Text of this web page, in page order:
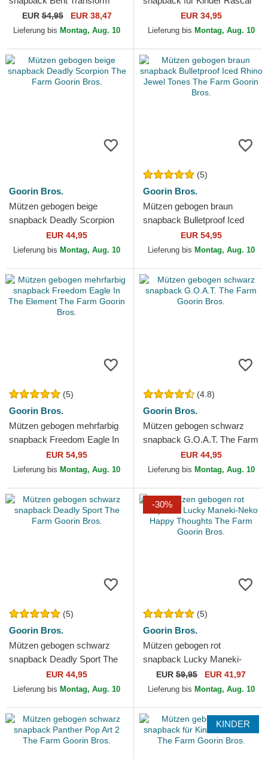
Farmigami The Farm Goorin
Bros.
EUR54,95 EUR 38,47
Lieferung bis Montag, Aug. 10
Raccoon Mini The Farm
Goorin Bros.
EUR 34,95
Lieferung bis Montag, Aug. 10
Goorin Bros.
Mützen gebogen beige
snapback Deadly Scorpion
The Farm Goorin Bros.
EUR 44,95
Lieferung bis Montag, Aug. 10
(5)
Goorin Bros.
Mützen gebogen braun
snapback Bulletproof Iced
Rhino Jewel Tones The Farm
Goorin Bros.
EUR 54,95
Lieferung bis Montag, Aug. 10
(5)
Goorin Bros.
Mützen gebogen mehrfarbig
snapback Freedom Eagle In
The Element The Farm
Goorin Bros.
EUR 54,95
Lieferung bis Montag, Aug. 10
(4.8)
Goorin Bros.
Mützen gebogen schwarz
snapback G.O.A.T. The Farm
Goorin Bros.EUR 44,95
Lieferung bis Montag, Aug. 10
(5)
Goorin Bros.
Mützen gebogen schwarz
snapback Deadly Sport The
Farm Goorin Bros.
EUR 44,95
Lieferung bis Montag, Aug. 10
-30%
(5)
Goorin Bros.
Mützen gebogen rot
snapback Lucky Maneki-
Neko Happy Thoughts The
Farm Goorin Bros.
EUR 59,95 EUR 41,97
Lieferung bis Montag, Aug. 10
KINDER